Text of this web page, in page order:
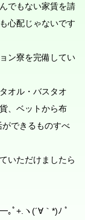
でもない家賃を請
心配じゃないです
ン寮を完備してい
オル・バスタオ
、ベットから布
できるものすべ
いただけましたら
ﾟ+.ヽ(´∀｀*)ﾉ ﾟ